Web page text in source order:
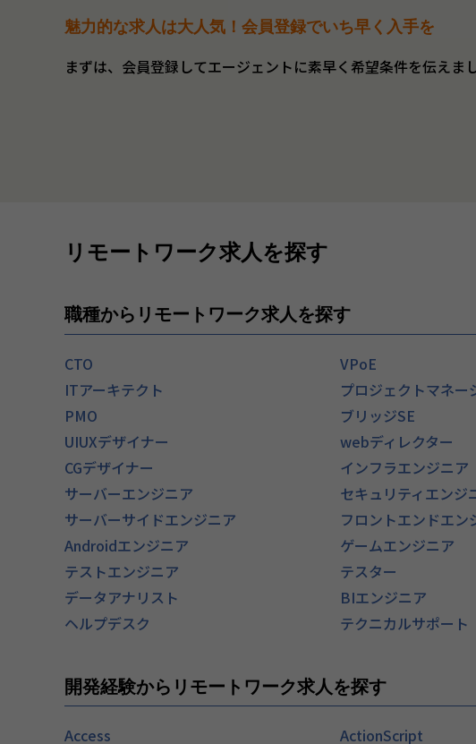
魅力的な求人は大人気！会員登録でいち早く入手を
まずは、会員登録してエージェントに素早く希望条件を伝えまし
リモートワーク求人を探す
職種からリモートワーク求人を探す
CTO VPoE
ITアーキテクト
プロジェクトマネー
PMO
ブリッジSE
UIUXデザイナー
webディレクター
CGデザイナー
インフラエンジニア
サーバーエンジニア
セキュリティエンジ
サーバーサイドエンジニア
フロントエンドエン
Androidエンジニア
ゲームエンジニア
テストエンジニア
テスター
データアナリスト
BIエンジニア
ヘルプデスク
テクニカルサポート
開発経験からリモートワーク求人を探す
Access ActionScript